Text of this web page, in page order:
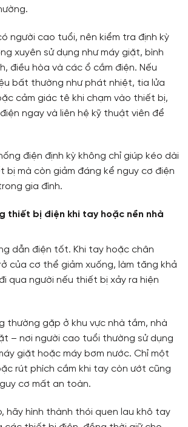
người cao tuổi, nên kiểm tra định kỳ
xuyên sử dụng như máy giặt, bình
điều hòa và các ổ cắm điện. Nếu
bất thường như phát nhiệt, tia lửa
cảm giác tê khi chạm vào thiết bị,
ngay và liên hệ kỹ thuật viên để
điện định kỳ không chỉ giúp kéo dài
bị mà còn giảm đáng kể nguy cơ điện
gia đình.
thiết bị điện khi tay hoặc nền nhà
dẫn điện tốt. Khi tay hoặc chân
của cơ thể giảm xuống, làm tăng khả
qua người nếu thiết bị xảy ra hiện
thường gặp ở khu vực nhà tắm, nhà
– nơi người cao tuổi thường sử dụng
giặt hoặc máy bơm nước. Chỉ một
rút phích cắm khi tay còn ướt cũng
cơ mất an toàn.
hãy hình thành thói quen lau khô tay